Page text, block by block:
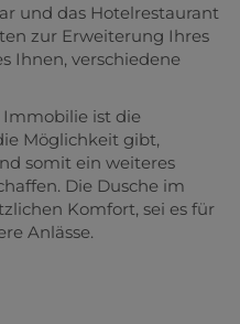
und das Hotelrestaurant
zur Erweiterung Ihres
Ihnen, verschiedene
ist die
Möglichkeit gibt,
somit ein weiteres
Die Dusche im
Komfort, sei es für
Anlässe.